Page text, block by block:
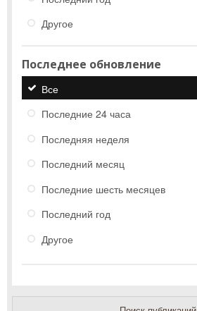
Другое
Последнее обновление
Все
Последние 24 часа
Последняя неделя
Последний месяц
Последние шесть месяцев
Последний год
Другое